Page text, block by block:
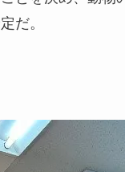
だ。